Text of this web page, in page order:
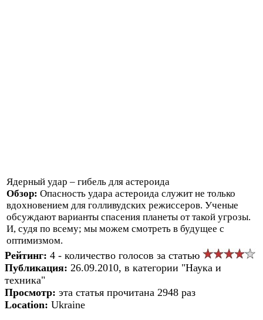
Ядерный удар – гибель для астероида
Обзор: Опасность удара астероида служит не только
вдохновением для голливудских режиссеров. Ученые
обсуждают варианты спасения планеты от такой угрозы.
И, судя по всему; мы можем смотреть в будущее с
оптимизмом.
Рейтинг: 4 - количество голосов за статью
Публикация: 26.09.2010, в категории "Наука и
техника"
Просмотр: эта статья прочитана 2948 раз
Location: Ukraine